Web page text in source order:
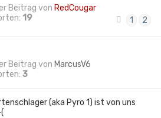
Beitrag von RedCougar
19 1 2
Beitrag von MarcusV6
3
(aka Pyro 1) ist von uns